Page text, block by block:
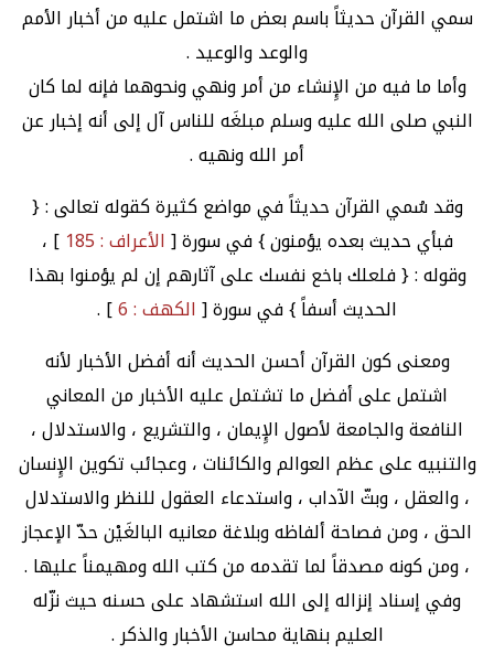
سمي القرآن حديثاً باسم بعض ما اشتمل عليه من أخبار الأمم
والوعد والوعيد .
وأما ما فيه من الإِنشاء من أمر ونهي ونحوهما فإنه لما كان
النبي صلى الله عليه وسلم مبلغَه للناس آل إلى أنه إخبار عن
أمر الله ونهيه .
وقد سُمي القرآن حديثاً في مواضع كثيرة كقوله تعالى : {
فبأي حديث بعده يؤمنون } في سورة [الأعراف : 185
] ،
وقوله : { فلعلك باخع نفسك على آثارهم إن لم يؤمنوا بهذا
الحديث أسفاً } في سورة [الكهف : 6
] .
ومعنى كون القرآن أحسن الحديث أنه أفضل الأخبار لأنه
اشتمل على أفضل ما تشتمل عليه الأخبار من المعاني
النافعة والجامعة لأصول الإِيمان ، والتشريع ، والاستدلال ،
والتنبيه على عظم العوالم والكائنات ، وعجائب تكوين الإِنسان
، والعقل ، وبثّ الآداب ، واستدعاء العقول للنظر والاستدلال
الحق ، ومن فصاحة ألفاظه وبلاغة معانيه البالغَيْن حدّ الإعجاز
، ومن كونه مصدقاً لما تقدمه من كتب الله ومهيمناً عليها .
وفي إسناد إنزاله إلى الله استشهاد على حسنه حيث نزّله
العليم بنهاية محاسن الأخبار والذكر .